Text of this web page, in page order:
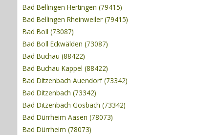
Bad Bellingen Hertingen (79415)
Bad Bellingen Rheinweiler (79415)
Bad Boll (73087)
Bad Boll Eckwälden (73087)
Bad Buchau (88422)
Bad Buchau Kappel (88422)
Bad Ditzenbach Auendorf (73342)
Bad Ditzenbach (73342)
Bad Ditzenbach Gosbach (73342)
Bad Dürrheim Aasen (78073)
Bad Dürrheim (78073)